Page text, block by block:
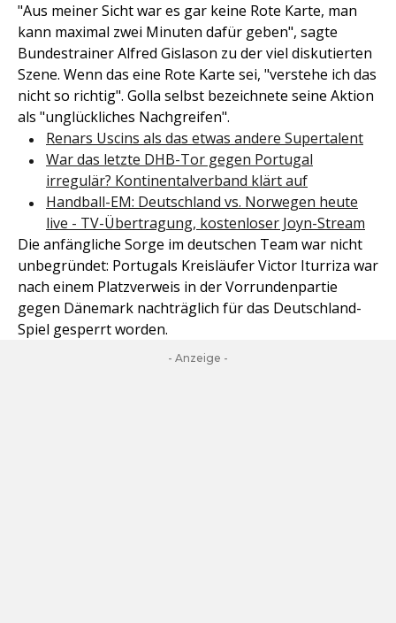
"Aus meiner Sicht war es gar keine Rote Karte, man
kann maximal zwei Minuten dafür geben", sagte
Bundestrainer Alfred Gislason zu der viel diskutierten
Szene. Wenn das eine Rote Karte sei, "verstehe ich das
nicht so richtig". Golla selbst bezeichnete seine Aktion
als "unglückliches Nachgreifen".
Renars Uscins als das etwas andere Supertalent
War das letzte DHB-Tor gegen Portugal
irregulär? Kontinentalverband klärt auf
Handball-EM: Deutschland vs. Norwegen heute
live - TV-Übertragung, kostenloser Joyn-Stream
Die anfängliche Sorge im deutschen Team war nicht
unbegründet: Portugals Kreisläufer Victor Iturriza war
nach einem Platzverweis in der Vorrundenpartie
gegen Dänemark nachträglich für das Deutschland-
Spiel gesperrt worden.
- Anzeige -